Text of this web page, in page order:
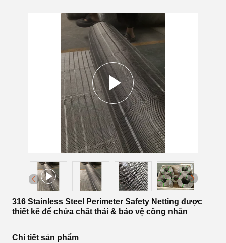
316 Stainless Steel Perimeter Safety Netting được
thiết kế để chứa chất thải & bảo vệ công nhân
Chi tiết sản phẩm